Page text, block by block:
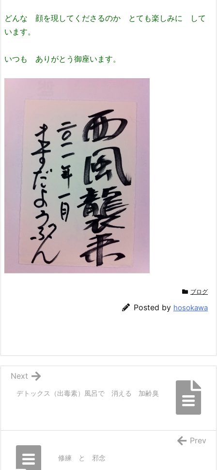
どんな 顔を現してくださるのか とても楽しみに して
います。
いつも ありがとう御座います。
ブログ
Posted by hosokawa
デトックス（出毒素）風呂で 消える 加齢臭
Next
修練 と 邪念
Prev